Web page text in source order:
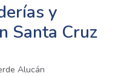
y
Santa Cruz
Alucán